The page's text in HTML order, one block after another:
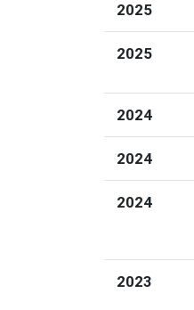
2025
2025
2024
2024
2024
2023